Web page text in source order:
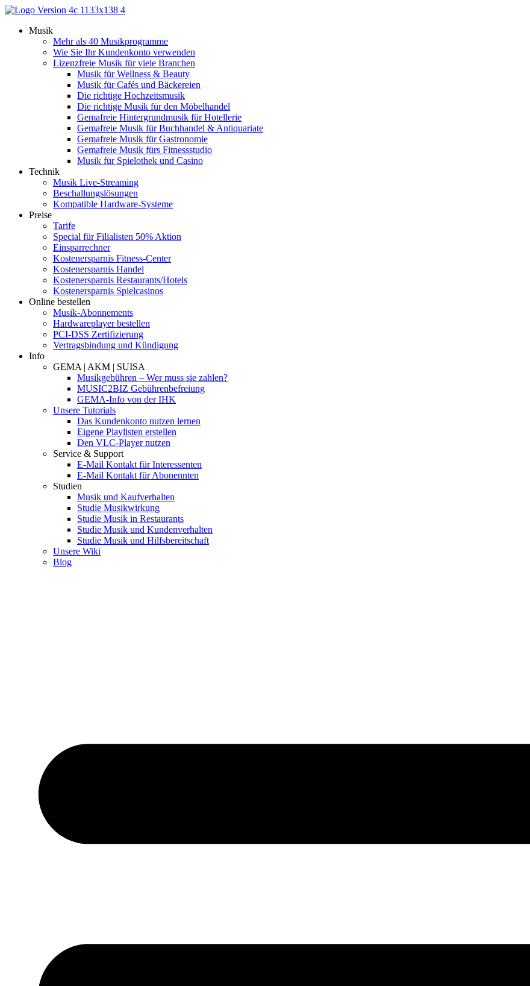
Zum
springenMusik
Mehr als 40 Musikprogramme
Wie Sie Ihr Kundenkonto verwenden
Lizenzfreie Musik für viele Branchen
Musik für Wellness & Beauty
Musik für Cafés und Bäckereien
Die richtige Hochzeitsmusik
Die richtige Musik für den Möbelhandel
Gemafreie Hintergrundmusik für Hotellerie
Gemafreie Musik für Buchhandel & Antiquariate
Gemafreie Musik für Gastronomie
Gemafreie Musik fürs Fitnessstudio
Musik für Spielothek und Casino
Technik
Musik Live-Streaming
Beschallungslösungen
Kompatible Hardware-Systeme
Preise
Tarife
Special für Filialisten 50% Aktion
Einsparrechner
Kostenersparnis Fitness-Center
Kostenersparnis Handel
Kostenersparnis Restaurants/Hotels
Kostenersparnis Spielcasinos
Online bestellen
Musik-Abonnements
Hardwareplayer bestellen
PCI-DSS Zertifizierung
Vertragsbindung und Kündigung
Info
GEMA | AKM | SUISA
Musikgebühren – Wer muss sie zahlen?
MUSIC2BIZ Gebührenbefreiung
GEMA-Info von der IHK
Unsere Tutorials
Das Kundenkonto nutzen lernen
Eigene Playlisten erstellen
Den VLC-Player nutzen
Service & Support
E-Mail Kontakt für Interessenten
E-Mail Kontakt für Abonennten
Studien
Musik und Kaufverhalten
Studie Musikwirkung
Studie Musik in Restaurants
Studie Musik und Kundenverhalten
Studie Musik und Hilfsbereitschaft
Unsere Wiki
Blog